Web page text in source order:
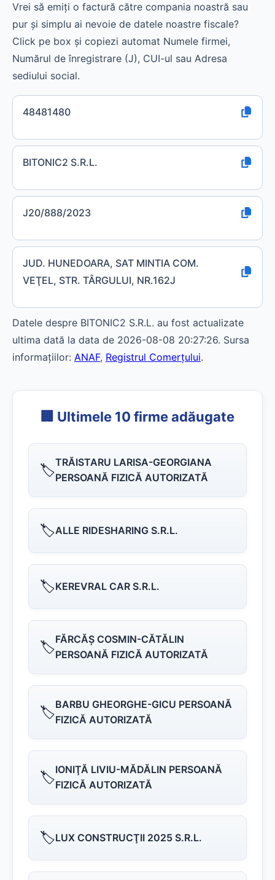
Vrei să emiți o factură către compania noastră sau
pur și simplu ai nevoie de datele noastre fiscale?
Click pe box și copiezi automat Numele firmei,
Numărul de înregistrare (J), CUI-ul sau Adresa
sediului social.
48481480
BITONIC2 S.R.L.
J20/888/2023
JUD. HUNEDOARA, SAT MINTIA COM.
VEŢEL, STR. TÂRGULUI, NR.162J
Datele despre BITONIC2 S.R.L. au fost actualizate
ultima dată la data de 2026-08-08 20:27:26. Sursa
informațiilor: ANAF, Registrul Comerțului.
🏢 Ultimele 10 firme adăugate
🏷️TRĂISTARU LARISA-GEORGIANA
PERSOANĂ FIZICĂ AUTORIZATĂ
🏷️ALLE RIDESHARING S.R.L.
🏷️KEREVRAL CAR S.R.L.
🏷️FĂRCĂŞ COSMIN-CĂTĂLIN
PERSOANĂ FIZICĂ AUTORIZATĂ
🏷️BARBU GHEORGHE-GICU PERSOANĂ
FIZICĂ AUTORIZATĂ
🏷️IONIŢĂ LIVIU-MĂDĂLIN PERSOANĂ
FIZICĂ AUTORIZATĂ
🏷️LUX CONSTRUCŢII 2025 S.R.L.